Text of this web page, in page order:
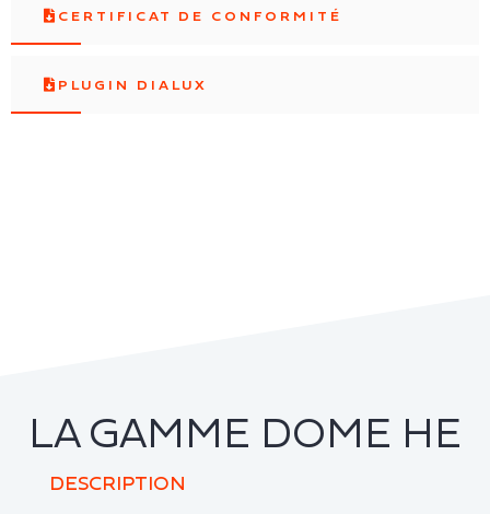
CERTIFICAT DE CONFORMITÉ
PLUGIN DIALUX
LA GAMME DOME HE
DESCRIPTION